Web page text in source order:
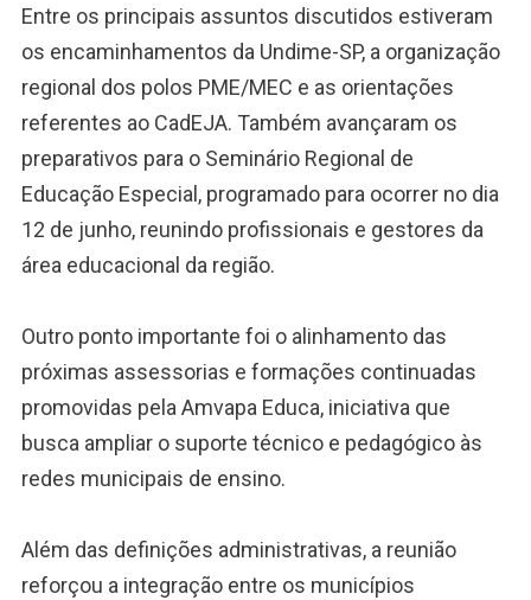
Entre os principais assuntos discutidos estiveram
os encaminhamentos da Undime-SP, a organização
regional dos polos PME/MEC e as orientações
referentes ao CadEJA. Também avançaram os
preparativos para o Seminário Regional de
Educação Especial, programado para ocorrer no dia
12 de junho, reunindo profissionais e gestores da
área educacional da região.
Outro ponto importante foi o alinhamento das
próximas assessorias e formações continuadas
promovidas pela Amvapa Educa, iniciativa que
busca ampliar o suporte técnico e pedagógico às
redes municipais de ensino.
Além das definições administrativas, a reunião
reforçou a integração entre os municípios